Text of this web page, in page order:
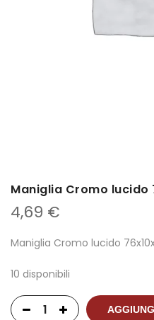
Maniglia Cromo lucido
4,69 €
Maniglia Cromo lucido
10 disponibili